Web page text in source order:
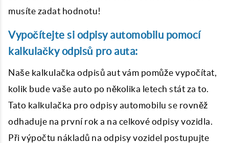
musíte zadat hodnotu!
Vypočítejte si odpisy automobilu pomocí
kalkulačky odpisů pro auta:
Naše kalkulačka odpisů aut vám pomůže vypočítat,
kolik bude vaše auto po několika letech stát za to.
Tato kalkulačka pro odpisy automobilu se rovněž
odhaduje na první rok a na celkové odpisy vozidla.
Při výpočtu nákladů na odpisy vozidel postupujte